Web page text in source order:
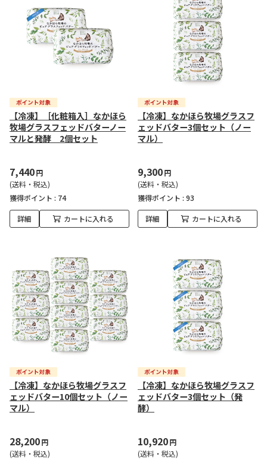
【冷凍】［化粧箱入］なかほら
牧場グラスフェッドバターノー
マルと発酵 2個セット
7,440円
(送料・税込)
獲得ポイント : 74
詳細 カートに入れる
【冷凍】なかほら牧場グラスフ
ェッドバター3個セット（ノー
マル）
9,300円
(送料・税込)
獲得ポイント : 93
詳細 カートに入れる
【冷凍】なかほら牧場グラスフ
ェッドバター10個セット（ノー
マル）
28,200円
(送料・税込)
【冷凍】なかほら牧場グラスフ
ェッドバター3個セット（発
酵）
10,920円
(送料・税込)